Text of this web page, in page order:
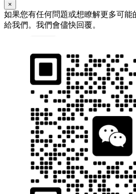
×
如果您有任何問題或想瞭解更多可能
給我們。我們會儘快回覆。